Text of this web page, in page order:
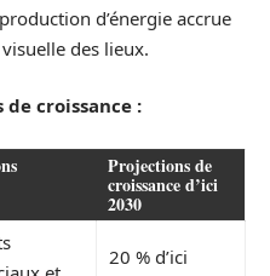
d’énergie accrue
des lieux.
de croissance :
Projections de
croissance d’ici
2030
20 % d’ici